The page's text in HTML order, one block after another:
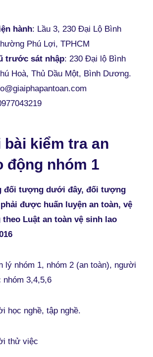
hành: Lầu 3, 230 Đại Lộ Bình
Phú Lợi, TPHCM
trước sát nhập: 230 Đại lộ Bình
Hoà, Thủ Dầu Một, Bình Dương.
bài kiểm tra an
động nhóm 1
đối tượng dưới đây, đối tượng
được huấn luyện an toàn, vệ
Luật an toàn vệ sinh lao
lý nhóm 1, nhóm 2 (an toàn), người
nhóm 3,4,5,6
học nghề, tập nghề.
thử việc